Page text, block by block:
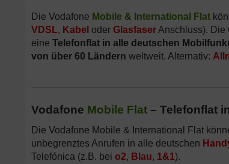
Die Vodafone Mobile & International Flat
VDSL, Kabel oder GlasfaserAnschluss). Die
eine Telefonflat in alle deutschen
von über 60 Ländern weltweit. Alternativ:
Vodafone Mobile Flat – Telefonflat
Die Vodafone Mobile & International Flat
unbegrenztes Anrufen in alle deutschen
Telefónica (z.B. bei o2, Blau, 1&1).